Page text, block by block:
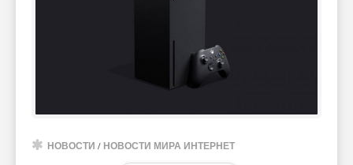
НОВОСТИ / НОВОСТИ МИРА ИНТЕРНЕТ